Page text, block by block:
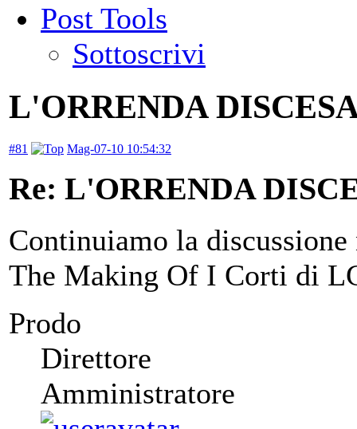
Post Tools
Sottoscrivi
L'ORRENDA
#81 Mag-07-10 10:54:32
Re: L'ORRENDA
Continuiamo la
The Making Of I Corti di
Prodo
Direttore
Amministratore